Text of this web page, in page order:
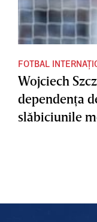
FOTBAL
Wojciech
dependenţa
slăbiciunile